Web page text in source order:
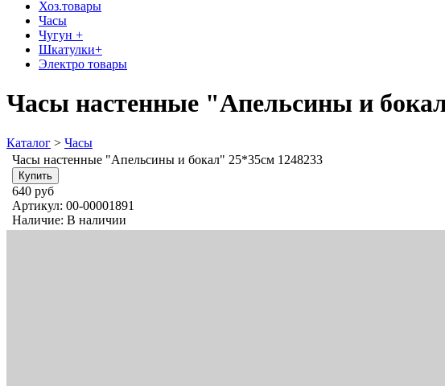
Хоз.товары
Часы
Чугун +
Шкатулки+
Электро товары
Часы настенные "Апельсины и
Каталог > Часы
Часы настенные "Апельсины и бокал" 25*35см 1248233
640 руб
Артикул: 00-00001891
Наличие: В наличии